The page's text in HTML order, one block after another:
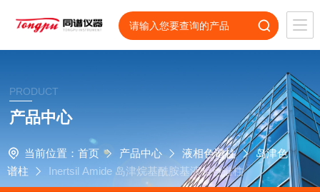
PRODUCT
产品中心
当前位置： 首页 产品中心 液相色谱柱
岛津色
谱柱
Inertsil Amide 岛津烷基酰胺基液相色谱柱